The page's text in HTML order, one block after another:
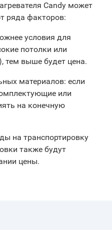
Candy может
ряда факторов:
условия для
потолки или
тем выше будет цена.
материалов: если
или
на конечную
на транспортировку
также будут
цены.